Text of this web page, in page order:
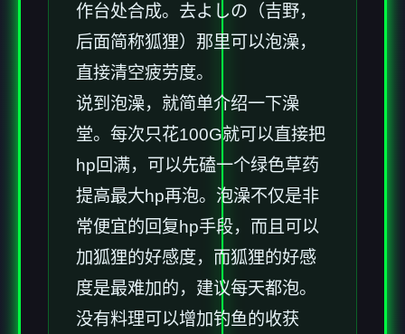
作台处合成。去よしの（吉野，
后面简称狐狸）那里可以泡澡，
直接清空疲劳度。
说到泡澡，就简单介绍一下澡
堂。每次只花100G就可以直接把
hp回满，可以先磕一个绿色草药
提高最大hp再泡。泡澡不仅是非
常便宜的回复hp手段，而且可以
加狐狸的好感度，而狐狸的好感
度是最难加的，建议每天都泡。
没有料理可以增加钓鱼的收获